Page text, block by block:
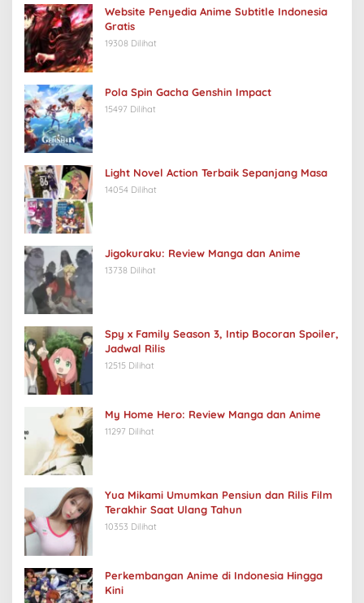
Website Penyedia Anime Subtitle Indonesia
Gratis
19308 Dilihat
Pola Spin Gacha Genshin Impact
15497 Dilihat
Light Novel Action Terbaik Sepanjang Masa
14054 Dilihat
Jigokuraku: Review Manga dan Anime
13738 Dilihat
Spy x Family Season 3, Intip Bocoran Spoiler,
Jadwal Rilis
12515 Dilihat
My Home Hero: Review Manga dan Anime
11297 Dilihat
Yua Mikami Umumkan Pensiun dan Rilis Film
Terakhir Saat Ulang Tahun
10353 Dilihat
Perkembangan Anime di Indonesia Hingga
Kini